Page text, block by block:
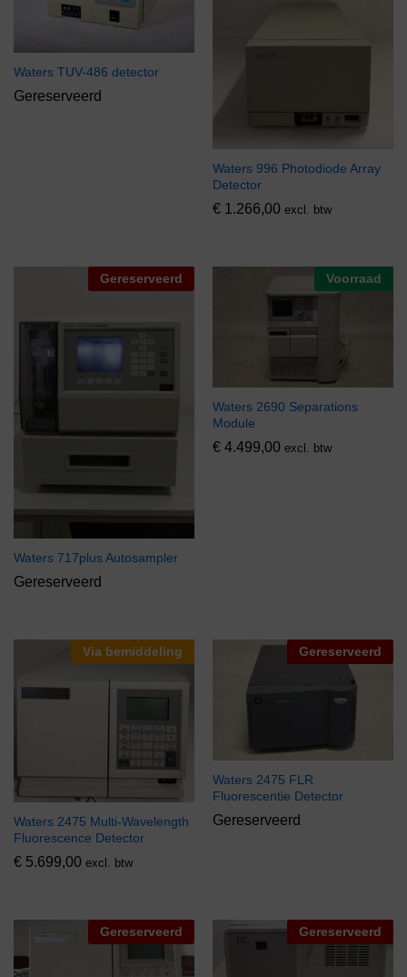
Waters TUV-486 detector
Gereserveerd
Waters 996 Photodiode Array
Detector
€ 1.266,00 excl. btw
Gereserveerd
Waters 717plus Autosampler
Gereserveerd
Voorraad
Waters 2690 Separations
Module
€ 4.499,00 excl. btw
Via bemiddeling
Waters 2475 Multi-Wavelength
Fluorescence Detector
€ 5.699,00 excl. btw
Gereserveerd
Waters 2475 FLR
Fluorescentie Detector
Gereserveerd
Gereserveerd Gereserveerd